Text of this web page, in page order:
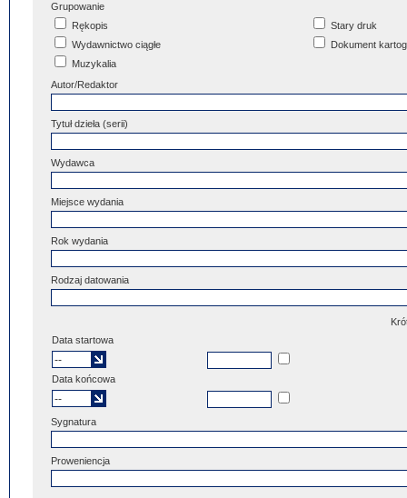
Grupowanie
Rękopis
Stary druk
Wydawnictwo ciągłe
Dokument
Muzykalia
Autor/Redaktor
Tytuł dzieła (serii)
Wydawca
Miejsce wydania
Rok wydania
Rodzaj datowania
Data startowa
Data końcowa
Sygnatura
Proweniencja